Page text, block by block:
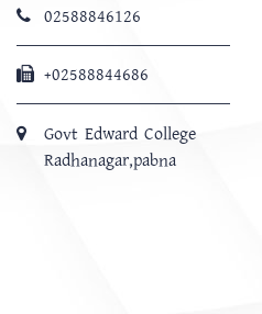
02588846126
+02588844686
Govt Edward College
Radhanagar,pabna